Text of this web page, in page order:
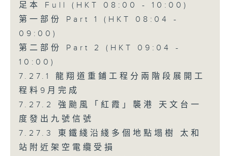
足本 Full (HKT 08:00 - 10:00)
第一部份 Part 1 (HKT 08:04 -
09:00)
第二部份 Part 2 (HKT 09:04 -
10:00)
7.27.1 龍翔道重鋪工程分兩階段展開工
程料9月完成
7.27.2 強颱風「紅霞」襲港 天文台一
度發出九號信號
7.27.3 東鐵綫沿綫多個地點塌樹 太和
站附近架空電纜受損